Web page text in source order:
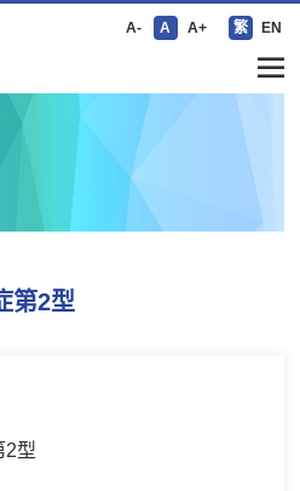
A- A A+ 繁 EN
第2型
2型